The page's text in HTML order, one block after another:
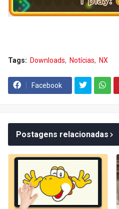
Tags: Downloads Notícias NX
Facebook
Postagens relacionadas